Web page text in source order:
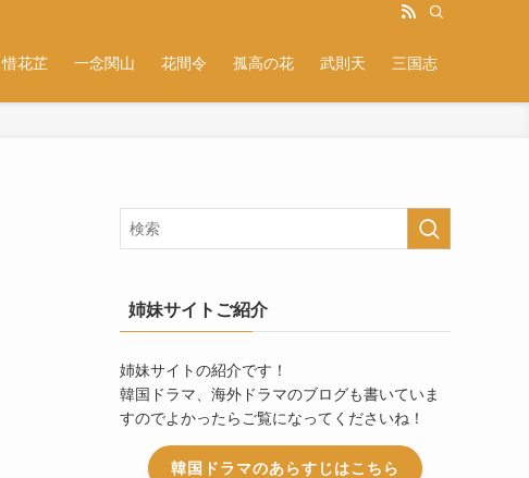
惜花芷 一念関山 花間令 孤高の花 武則天 三国志
姉妹サイトご紹介
姉妹サイトの紹介です！
韓国ドラマ、海外ドラマのブログも書いていま
すのでよかったらご覧になってくださいね！
韓国ドラマのあらすじはこちら